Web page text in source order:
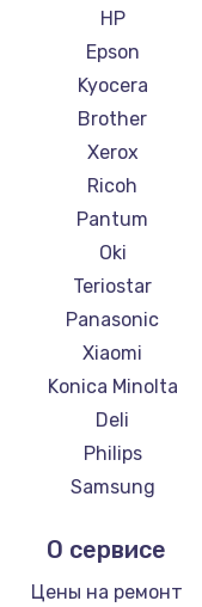
Замена корпуса
890 руб.
Заказать
Замена HDMI
390 руб.
Заказать
Ремонт принтеров
Ремонт принтеров
Ремонт принтеров
HP
Epson
Kyocera
Brother
Xerox
Ricoh
Pantum
Oki
Teriostar
Panasonic
Xiaomi
Konica Minolta
Deli
Philips
Samsung
Lexmark
Sharp
О сервисе
Цены на ремонт